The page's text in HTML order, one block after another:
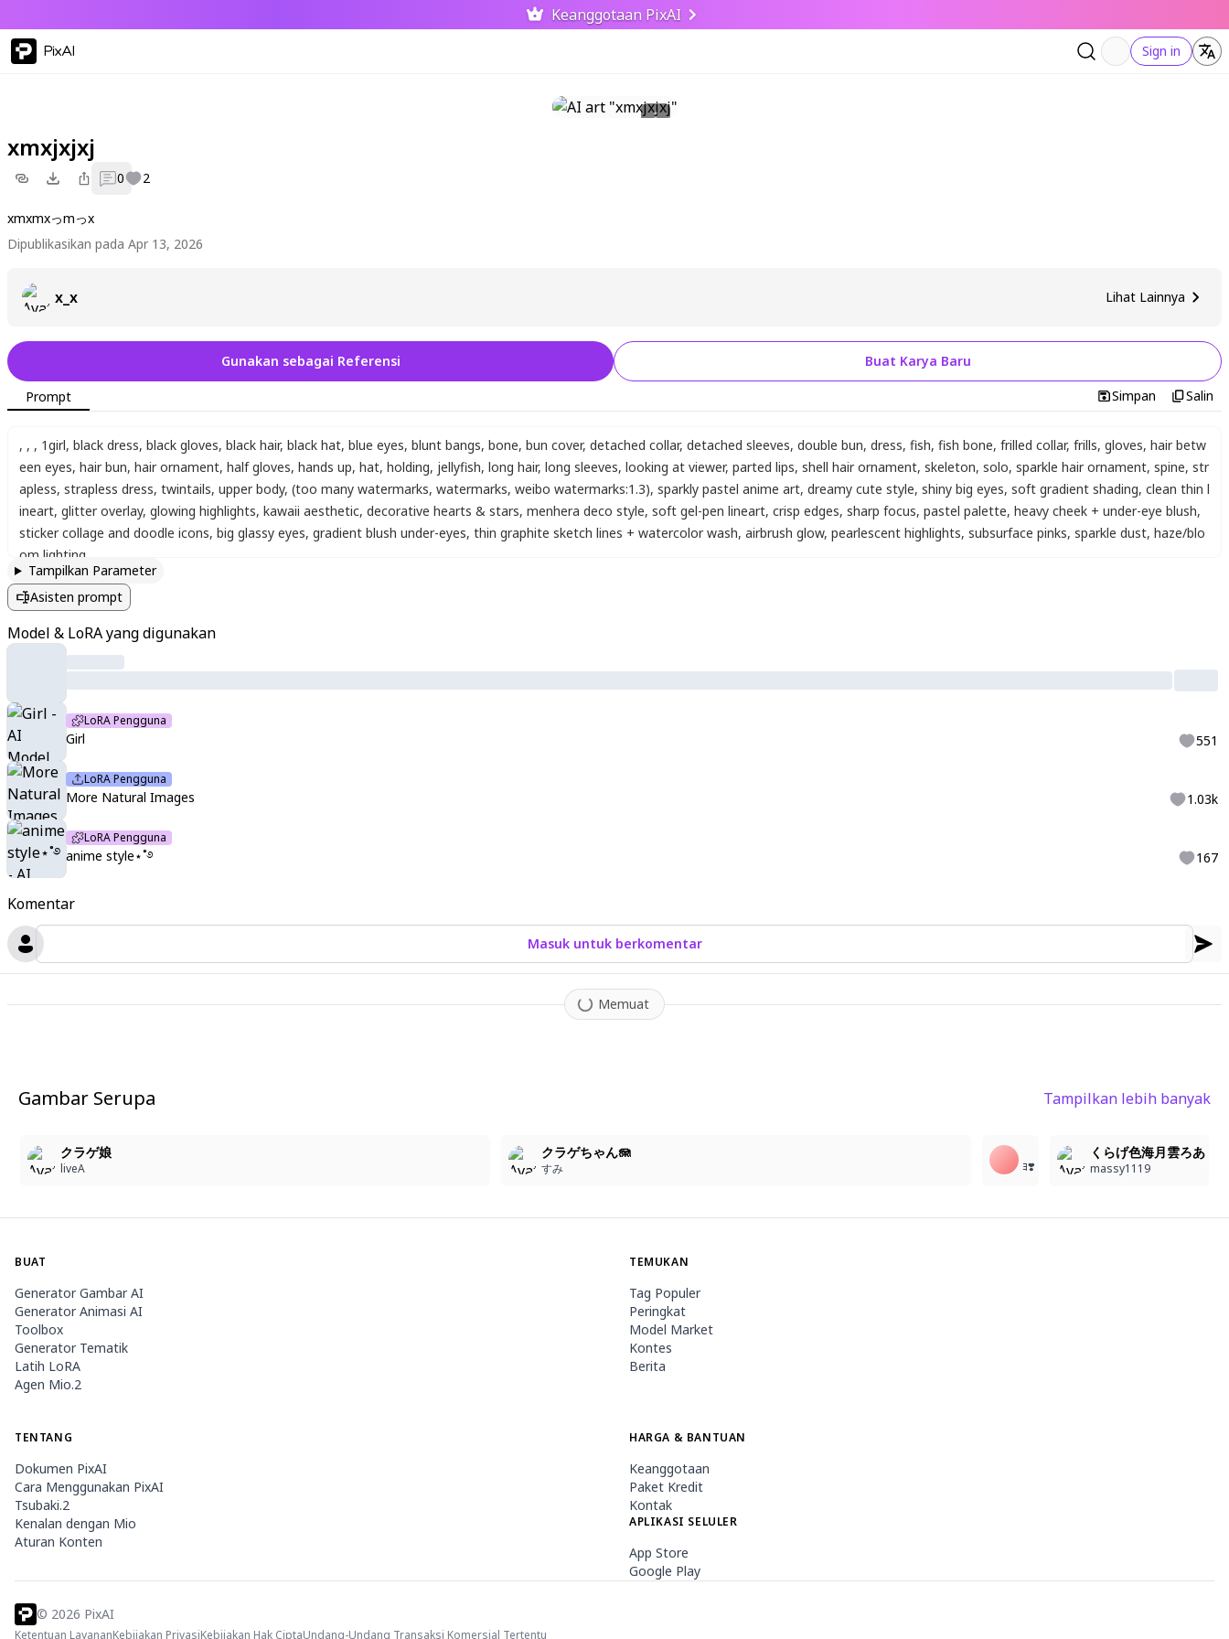
Keanggotaan PixAI
PixAI Sign in
xmxjxjxj
0 2
xmxmxっmっx
Dipublikasikan pada Apr 13, 2026
x_x Lihat Lainnya
Komentar
Masuk untuk berkomentar
Memuat
Gunakan sebagai Referensi Buat Karya Baru
Prompt Simpan Salin
, , , 1girl, black dress, black gloves, black hair, black hat, blue eyes, blunt bangs, bone, bun cover, detached collar, detached sleeves, double bun, dress, fish, fish bone, frilled collar, frills, gloves, hair betw
een eyes, hair bun, hair ornament, half gloves, hands up, hat, holding, jellyfish, long hair, long sleeves, looking at viewer, parted lips, shell hair ornament, skeleton, solo, sparkle hair ornament, spine, str
apless, strapless dress, twintails, upper body, (too many watermarks, watermarks, weibo watermarks:1.3), sparkly pastel anime art, dreamy cute style, shiny big eyes, soft gradient shading, clean thin l
ineart, glitter overlay, glowing highlights, kawaii aesthetic, decorative hearts & stars, menhera deco style, soft gel-pen lineart, crisp edges, sharp focus, pastel palette, heavy cheek + under-eye blush,
sticker collage and doodle icons, big glassy eyes, gradient blush under-eyes, thin graphite sketch lines + watercolor wash, airbrush glow, pearlescent highlights, subsurface pinks, sparkle dust, haze/blo
om lighting
Tampilkan Parameter
Asisten prompt
Model & LoRA yang digunakan
LoRA Pengguna
Girl 551
LoRA Pengguna
More Natural Images 1.03k
LoRA Pengguna
anime style⋆˚࿔ 167
Gambar Serupa Tampilkan lebih banyak
クラゲ娘
liveA
クラゲちゃん🪼
すみ ﾖ❣️
くらげ色海月雲ろあ
massy1119
BUAT
Generator Gambar AI
Generator Animasi AI
Toolbox
Generator Tematik
Latih LoRA
Agen Mio.2
TEMUKAN
Tag Populer
Peringkat
Model Market
Kontes
Berita
TENTANG
Dokumen PixAI
Cara Menggunakan PixAI
Tsubaki.2
Kenalan dengan Mio
Aturan Konten
HARGA & BANTUAN
Keanggotaan
Paket Kredit
Kontak
APLIKASI SELULER
App Store
Google Play
© 2026 PixAI
Ketentuan LayananKebijakan PrivasiKebijakan Hak CiptaUndang-Undang Transaksi Komersial Tertentu